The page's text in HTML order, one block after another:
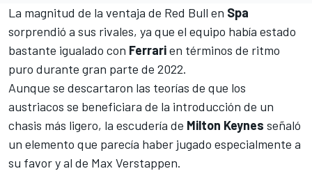
La magnitud de la ventaja de Red Bull en Spa
sorprendió a sus rivales, ya que el equipo había estado
bastante igualado con Ferrarien términos de ritmo
puro durante gran parte de 2022.
Aunque se descartaron las teorías de que los
austriacos se beneficiara de la introducción de un
chasis más ligero, la escudería de Milton Keynes señaló
un elemento que parecía haber jugado especialmente a
su favor y al de Max Verstappen.